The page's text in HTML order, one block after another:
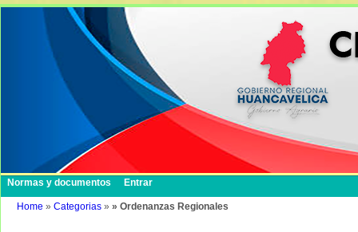
Normas y documentos Entrar
Home » Categorias » » Ordenanzas Regionales